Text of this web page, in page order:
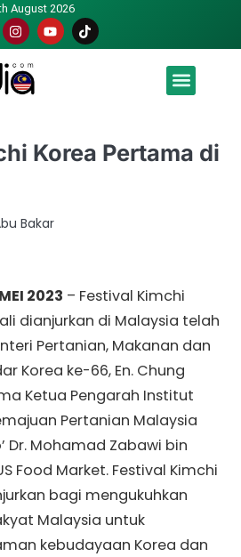
August 2026
Korea Pertama di
Bakar
2023 – Festival Kimchi
dianjurkan di Malaysia telah
Pertanian, Makanan dan
Korea ke-66, En. Chung
Ketua Pengarah Institut
Pertanian Malaysia
Dr. Mohamad Zabawi bin
Food Market. Festival Kimchi
bagi mengukuhkan
Malaysia untuk
kebudayaan Korea dan